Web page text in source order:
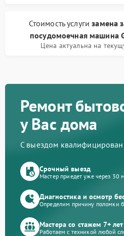
Стоимость услугизамена
посудомоечная машина
Цена актуальна на
Ремонт
у Вас дома
С выездом
Срочный выезд
Мастер приедет уже через 30
Диагностика и осмотр
Определим причину поломки
Мастера со стажем 7+ лет
Работаем с техникой любой